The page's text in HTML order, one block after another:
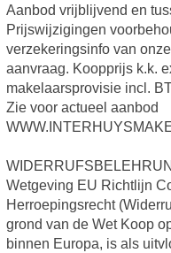
Aanbod vrijblijvend en
Prijswijzigingen
verzekeringsinfo van
aanvraag. Koopprijs k.k.
makelaarsprovisie incl.
Zie voor actueel aanbod
Wetgeving EU Richtlijn
Herroepingsrecht
grond van de Wet Koop
binnen Europa, is als